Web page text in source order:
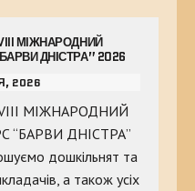
МІЖНАРОДНИЙ
ДНІСТРА” 2026
2026
МІЖНАРОДНИЙ
“БАРВИ ДНІСТРА”
дошкільнят та
а також усіх